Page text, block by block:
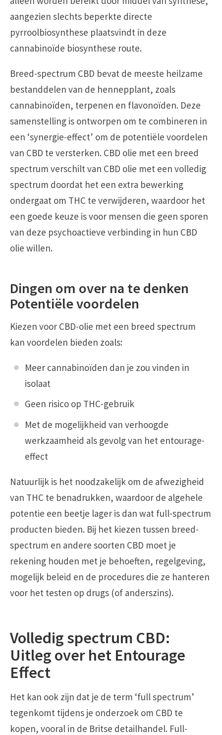
aangezien slechts beperkte directe
pyrroolbiosynthese plaatsvindt in deze
cannabinoïde biosynthese route.
Breed-spectrum CBD bevat de meeste heilzame
bestanddelen van de hennepplant, zoals
cannabinoïden, terpenen en flavonoïden. Deze
samenstelling is ontworpen om te combineren in
een ‘synergie-effect’ om de potentiële voordelen
van CBD te versterken. CBD olie met een breed
spectrum verschilt van CBD olie met een volledig
spectrum doordat het een extra bewerking
ondergaat om THC te verwijderen, waardoor het
een goede keuze is voor mensen die geen sporen
van deze psychoactieve verbinding in hun CBD
olie willen.
Dingen om over na te denken
Potentiële voordelen
Kiezen voor CBD-olie met een breed spectrum
kan voordelen bieden zoals:
Meer cannabinoïden dan je zou vinden in
isolaat
Geen risico op THC-gebruik
Met de mogelijkheid van verhoogde
werkzaamheid als gevolg van het entourage-
effect
Natuurlijk is het noodzakelijk om de afwezigheid
van THC te benadrukken, waardoor de algehele
potentie een beetje lager is dan wat full-spectrum
producten bieden. Bij het kiezen tussen breed-
spectrum en andere soorten CBD moet je
rekening houden met je behoeften, regelgeving,
mogelijk beleid en de procedures die ze hanteren
voor het testen op drugs (of anderszins).
Volledig spectrum CBD:
Uitleg over het Entourage
Effect
Het kan ook zijn dat je de term ‘full spectrum’
tegenkomt tijdens je onderzoek om CBD te
kopen, vooral in de Britse detailhandel. Full-